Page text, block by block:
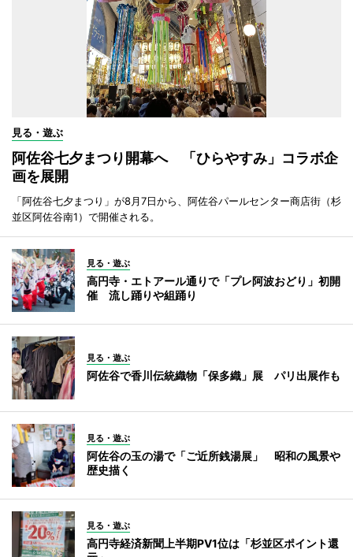
見る・遊ぶ
阿佐谷七夕まつり開幕へ 「ひらやすみ」コラボ企
画を展開
「阿佐谷七夕まつり」が8月7日から、阿佐谷パールセンター商店街（杉
並区阿佐谷南1）で開催される。
見る・遊ぶ
高円寺・エトアール通りで「プレ阿波おどり」初開
催 流し踊りや組踊り
見る・遊ぶ
阿佐谷で香川伝統織物「保多織」展 パリ出展作も
見る・遊ぶ
阿佐谷の玉の湯で「ご近所銭湯展」 昭和の風景や
歴史描く
見る・遊ぶ
高円寺経済新聞上半期PV1位は「杉並区ポイント還